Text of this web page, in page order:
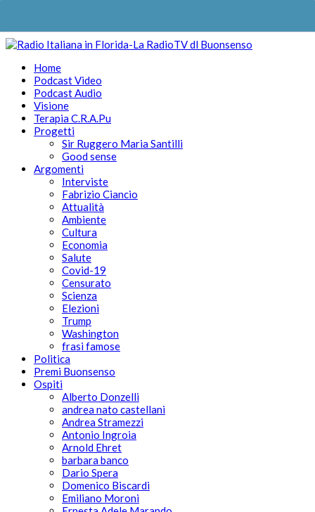
Home
Podcast Video
Podcast Audio
Visione
Terapia C.R.A.Pu
Progetti
Sir Ruggero Maria Santilli
Good sense
Argomenti
Interviste
Fabrizio Ciancio
Attualità
Ambiente
Cultura
Economia
Salute
Covid-19
Censurato
Scienza
Elezioni
Trump
Washington
frasi famose
Politica
Premi Buonsenso
Ospiti
Alberto Donzelli
andrea nato castellani
Andrea Stramezzi
Antonio Ingroia
Arnold Ehret
barbara banco
Dario Spera
Domenico Biscardi
Emiliano Moroni